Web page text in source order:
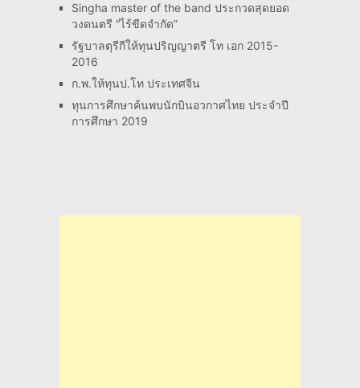
Singha master of the band ประกวดสุดยอด
วงดนตรี “ไร้ขีดจำกัด”
รัฐบาลตุรีกีให้ทุนปริญญาตรี โท เอก 2015-
2016
ก.พ.ให้ทุนป.โท ประเทศจีน
ทุนการศึกษาค้นพบนักบินอวกาศไทย ประจำปี
การศึกษา 2019